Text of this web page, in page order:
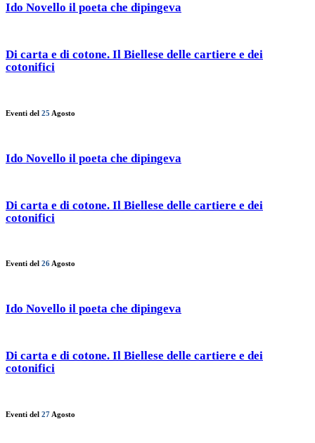
Ido Novello il poeta che dipingeva
Di carta e di cotone. Il Biellese delle cartiere e dei
cotonifici
Eventi del 25 Agosto
Ido Novello il poeta che dipingeva
Di carta e di cotone. Il Biellese delle cartiere e dei
cotonifici
Eventi del 26 Agosto
Ido Novello il poeta che dipingeva
Di carta e di cotone. Il Biellese delle cartiere e dei
cotonifici
Eventi del 27 Agosto